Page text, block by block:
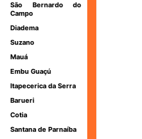
São Bernardo do
Campo
Diadema
Suzano
Mauá
Embu Guaçú
Itapecerica da Serra
Barueri
Cotia
Santana de Parnaíba